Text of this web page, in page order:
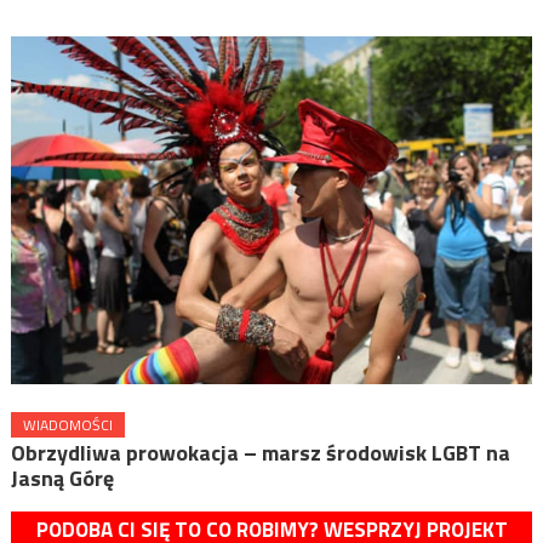
WIADOMOŚCI
Obrzydliwa prowokacja – marsz środowisk LGBT na
Jasną Górę
PODOBA CI SIĘ TO CO ROBIMY? WESPRZYJ PROJEKT